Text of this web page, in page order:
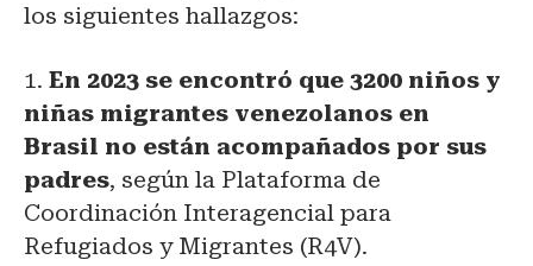
los siguientes hallazgos:
1. En 2023 se encontró que 3200 niños y
niñas migrantes venezolanos en
Brasil no están acompañados por sus
padres, según la Plataforma de
Coordinación Interagencial para
Refugiados y Migrantes (R4V).